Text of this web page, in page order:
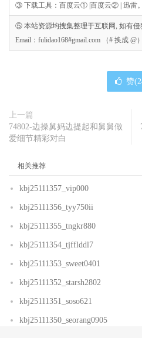
③ 下载工具：百度云① |百度云② | 迅雷。
⑤ 本站资源均搜集整理于互联网, 如有侵
Email：fulidao168#gmail.com （# 换成 @）
赞(
上一篇
74802-边操舅妈边提起和舅舅做
爱细节精彩对白
相关推荐
kbj25111357_vip000
kbj25111356_tyy750ii
kbj25111355_tngkr880
kbj25111354_tjfflddl7
kbj25111353_sweet0401
kbj25111352_starsh2802
kbj25111351_soso621
kbj25111350_seorang0905